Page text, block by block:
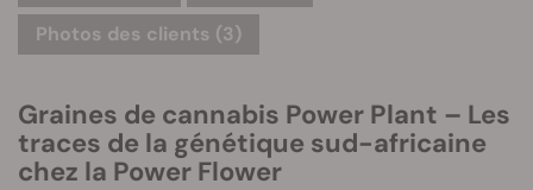
Photos des clients (3)
Graines de cannabis Power Plant – Les
traces de la génétique sud-africaine
chez la Power Flower